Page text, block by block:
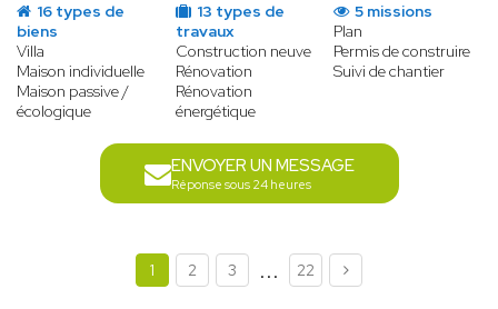
16 types de
biens
Villa
Maison individuelle
Maison passive /
écologique
13 types de
travaux
Construction neuve
Rénovation
Rénovation
énergétique
5 missions
Plan
Permis de construire
Suivi de chantier
ENVOYER UN MESSAGE
Réponse sous 24 heures
1 2 3 ... 22